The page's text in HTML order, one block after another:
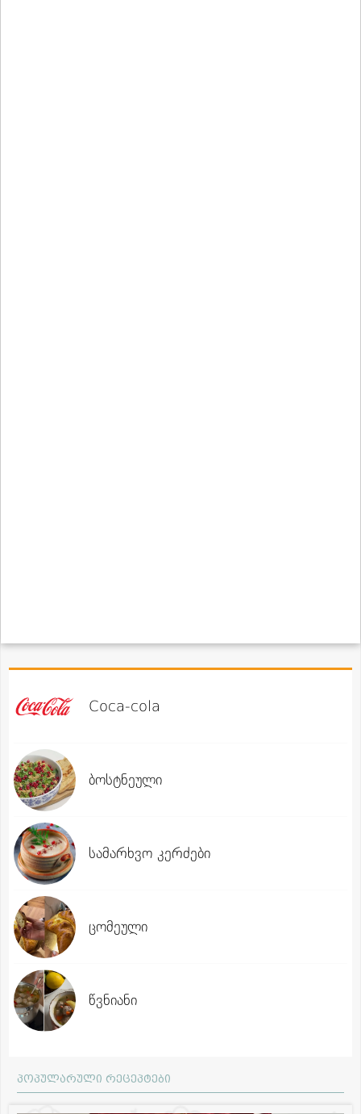
Coca-cola
ბოსტნეული
სამარხვო კერძები
ცომეული
წვნიანი
პოპულარული რეცეპტები